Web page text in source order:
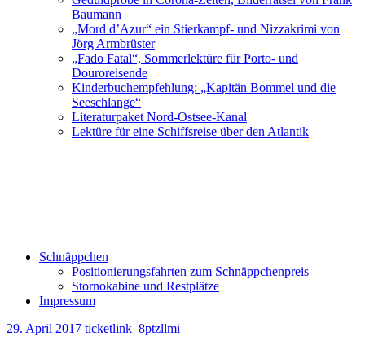
Baumann
„Mord d’Azur“ ein Stierkampf- und Nizzakrimi von
Jörg Armbrüster
„Fado Fatal“, Sommerlektüre für Porto- und
Douroreisende
Kinderbuchempfehlung: „Kapitän Bommel und die
Seeschlange“
Literaturpaket Nord-Ostsee-Kanal
Lektüre für eine Schiffsreise über den Atlantik
Schnäppchen
Positionierungsfahrten zum Schnäppchenpreis
Stornokabine und Restplätze
Impressum
29. April 2017 ticketlink_8ptzllmi